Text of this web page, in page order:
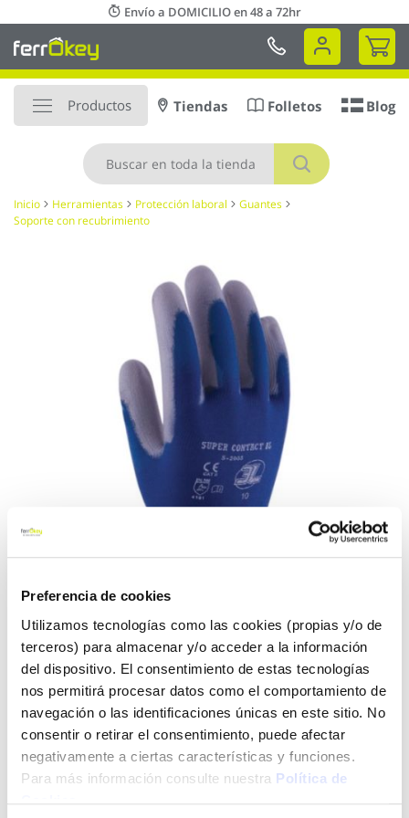
Preferencia de cookies
Utilizamos tecnologías como las cookies (propias y/o de
terceros) para almacenar y/o acceder a la información
del dispositivo. El consentimiento de estas tecnologías
nos permitirá procesar datos como el comportamiento de
navegación o las identificaciones únicas en este sitio. No
consentir o retirar el consentimiento, puede afectar
negativamente a ciertas características y funciones.
Para más información consulte nuestra Política de
al
contenido
Envío a DOMICILIO en 48 a 72hr
Mi
Productos
Buscar
Tiendas Folletos Blog
Inicio Herramientas Protección laboral
Guantes
Soporte con recubrimiento
Guante mecanico palma
poliuretano nylon azul
supercontact bl 3l
supercontact bl t-8
Saltar
al
comienzo
la
galería
de
imágenes